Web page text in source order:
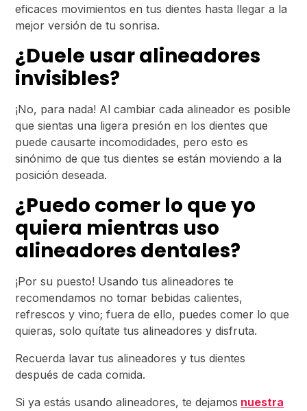
eficaces movimientos en tus dientes hasta llegar a la
mejor versión de tu sonrisa.
¿Duele usar alineadores
invisibles?
¡No, para nada! Al cambiar cada alineador es posible
que sientas una ligera presión en los dientes que
puede causarte incomodidades, pero esto es
sinónimo de que tus dientes se están moviendo a la
posición deseada.
¿Puedo comer lo que yo
quiera mientras uso
alineadores dentales?
¡Por su puesto! Usando tus alineadores te
recomendamos no tomar bebidas calientes,
refrescos y vino; fuera de ello, puedes comer lo que
quieras, solo quítate tus alineadores y disfruta.
Recuerda lavar tus alineadores y tus dientes
después de cada comida.
Si ya estás usando alineadores, te dejamos nuestra